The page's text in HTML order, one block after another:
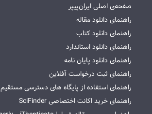
صفحه‌ی اصلی ایران‌پیپر
راهنمای دانلود مقاله
راهنمای دانلود کتاب
راهنمای دانلود استاندارد
راهنمای دانلود پایان نامه
راهنمای ثبت درخواست آفلاین
راهنمای استفاده از پایگاه های دسترسی مستقیم
راهنمای خرید اکانت اختصاصی SciFinder